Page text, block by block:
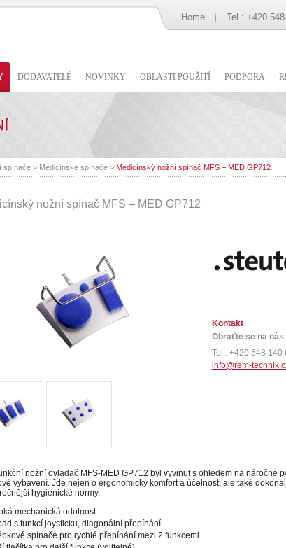
Home Tel.: +420
DODAVATELÉ NOVINKY OBLASTI POUŽITÍ PODPORA
spínače> Medicínské spínače> Medicínský nožní spínač MFS – MED GP712
nožní spínač MFS – MED GP712
Kontakt
Obraťte se na nás
Tel.: +420 548 140
info@rem-
nožní ovladač MFS-MED GP712 byl vyvinut s ohledem na náročné
vybavení. Jde nejen o ergonomický komfort a účelnost, ale také
hygienické normy.
mechanická odolnost
s funkcí joysticku, diagonální přepínání
spínače pro rychlé přepínání mezi 2 funkcemi